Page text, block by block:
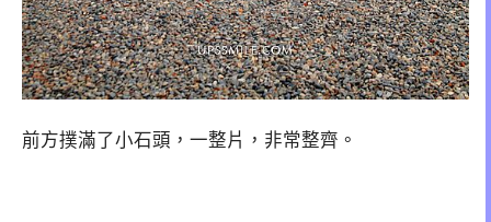
前方撲滿了小石頭，一整片，非常整齊。